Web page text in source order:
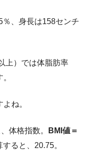
、身長は158センチ
上）では体脂肪率
ね。
体格指数。
BMI値＝
すると、20.75。